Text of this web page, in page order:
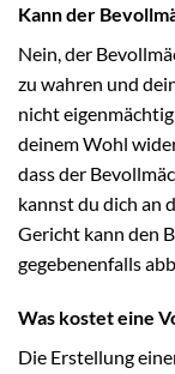
Kann der
Nein, der
zu wahren und
nicht
deinem Wohl
dass der
kannst du dich an
Gericht kann den
gegebenenfalls
Was kostet eine
Die Erstellung